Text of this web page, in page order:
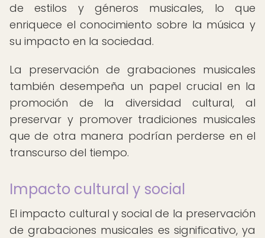
de estilos y géneros musicales, lo que
enriquece el conocimiento sobre la música y
su impacto en la sociedad.
La preservación de grabaciones musicales
también desempeña un papel crucial en la
promoción de la diversidad cultural, al
preservar y promover tradiciones musicales
que de otra manera podrían perderse en el
transcurso del tiempo.
Impacto cultural y social
El impacto cultural y social de la preservación
de grabaciones musicales es significativo, ya